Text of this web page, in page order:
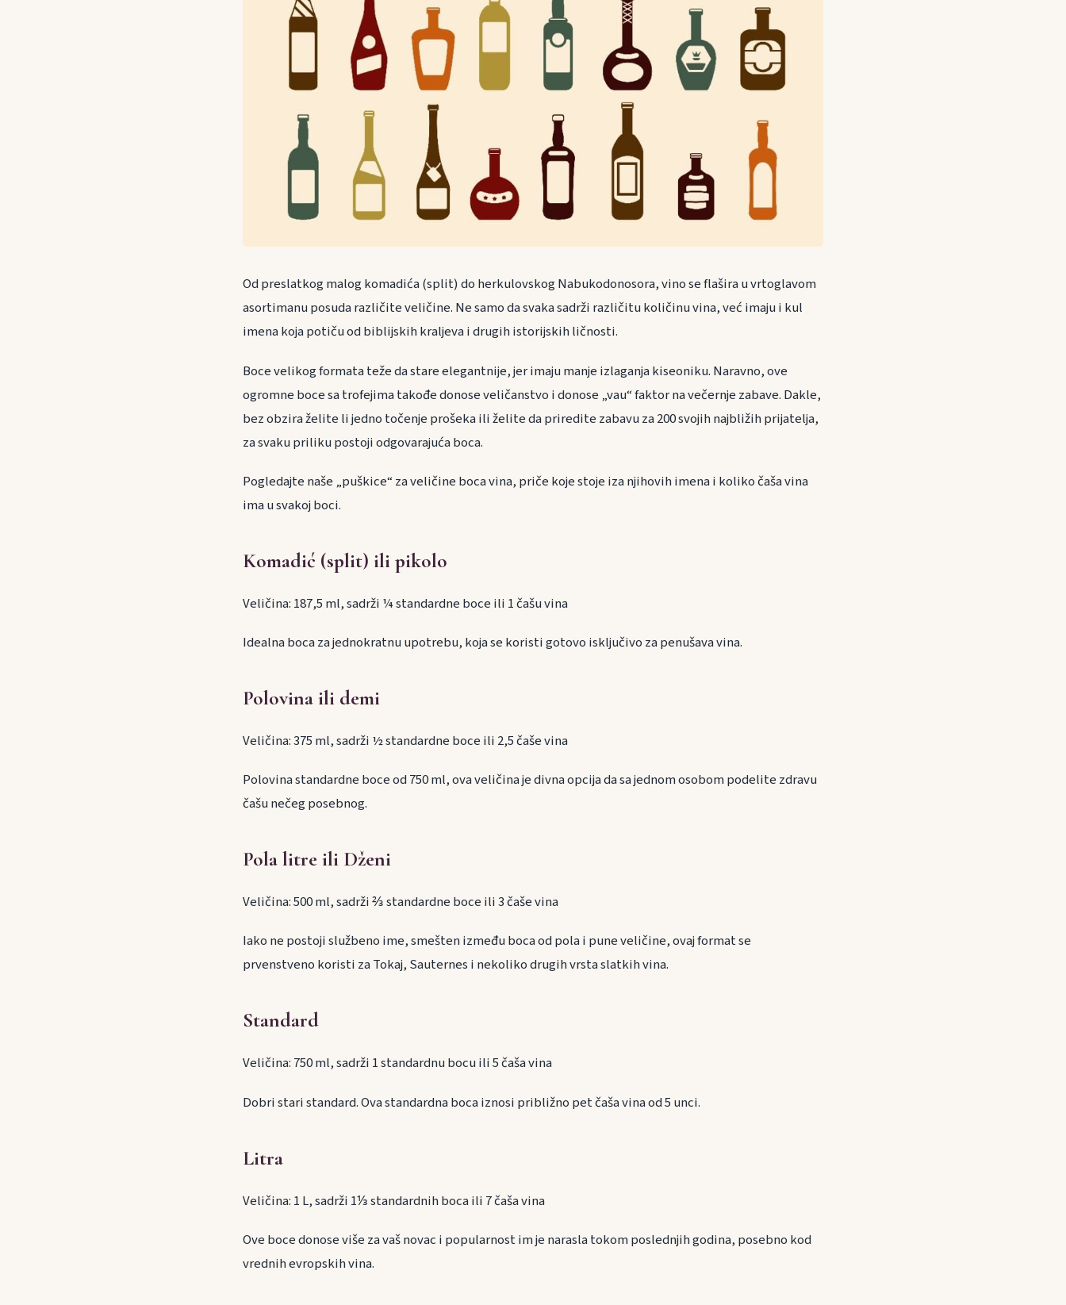
Od preslatkog malog komadića (split) do herkulovskog Nabukodonosora, vino se flašira u vrtoglavom
asortimanu posuda različite veličine. Ne samo da svaka sadrži različitu količinu vina, već imaju i kul
imena koja potiču od biblijskih kraljeva i drugih istorijskih ličnosti.
Boce velikog formata teže da stare elegantnije, jer imaju manje izlaganja kiseoniku. Naravno, ove
ogromne boce sa trofejima takođe donose veličanstvo i donose „vau“ faktor na večernje zabave. Dakle,
bez obzira želite li jedno točenje prošeka ili želite da priredite zabavu za 200 svojih najbližih prijatelja,
za svaku priliku postoji odgovarajuća boca.
Pogledajte naše „puškice“ za veličine boca vina, priče koje stoje iza njihovih imena i koliko čaša vina
ima u svakoj boci.
Komadić (split) ili pikolo
Veličina: 187,5 ml, sadrži ¼ standardne boce ili 1 čašu vina
Idealna boca za jednokratnu upotrebu, koja se koristi gotovo isključivo za penušava vina.
Polovina ili demi
Veličina: 375 ml, sadrži ½ standardne boce ili 2,5 čaše vina
Polovina standardne boce od 750 ml, ova veličina je divna opcija da sa jednom osobom podelite zdravu
čašu nečeg posebnog.
Pola litre ili Dženi
Veličina: 500 ml, sadrži ⅔ standardne boce ili 3 čaše vina
Iako ne postoji službeno ime, smešten između boca od pola i pune veličine, ovaj format se
prvenstveno koristi za Tokaj, Sauternes i nekoliko drugih vrsta slatkih vina.
Standard
Veličina: 750 ml, sadrži 1 standardnu bocu ili 5 čaša vina
Dobri stari standard. Ova standardna boca iznosi približno pet čaša vina od 5 unci.
Litra
Veličina: 1 L, sadrži 1⅓ standardnih boca ili 7 čaša vina
Ove boce donose više za vaš novac i popularnost im je narasla tokom poslednjih godina, posebno kod
vrednih evropskih vina.